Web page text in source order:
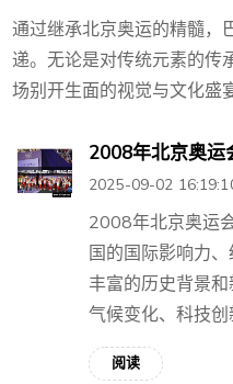
通过继承北京奥运的精髓，
递。无论是对传统元素的传
场别开生面的视觉与文化盛
2008年北京奥运
2025-09-02
2008年北京奥运
国的国际影响力
丰富的历史背景
气候变化、科技
阅读